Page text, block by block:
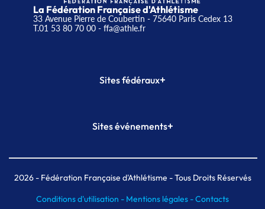
La Fédération Française d'Athlétisme
33 Avenue Pierre de Coubertin - 75640 Paris Cedex 13
T.01 53 80 70 00- ffa@athle.fr
Sites fédéraux+
Plateforme Formation
Sites événements+
Meeting de Paris indoor
MAIF Ekiden de Paris
2026- Fédération Française d'Athlétisme - Tous Droits Réservés
Conditions d'utilisation - Mentions légales -Contacts